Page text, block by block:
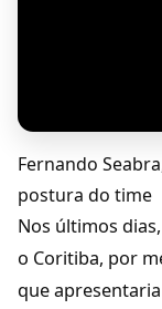
Fernando
postura do time
Nos últimos
o Coritiba, por
que